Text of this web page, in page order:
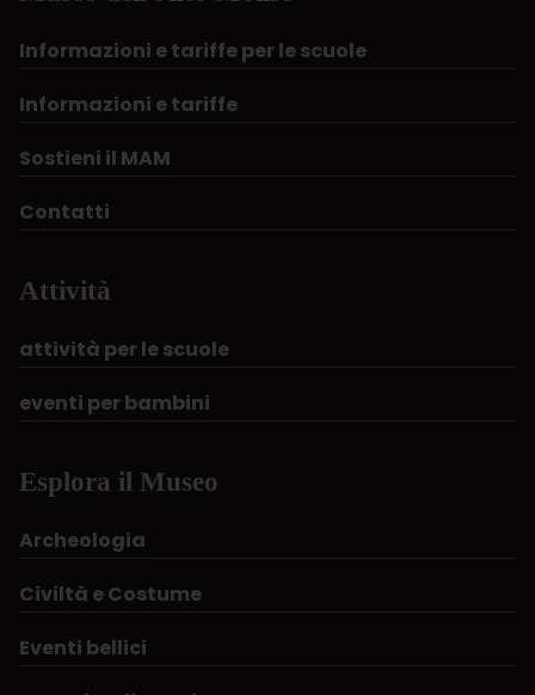
Informazioni e tariffe per le scuole
Informazioni e tariffe
Sostieni il MAM
Contatti
Attività
attività per le scuole
eventi per bambini
Esplora il Museo
Archeologia
Civiltà e Costume
Eventi bellici